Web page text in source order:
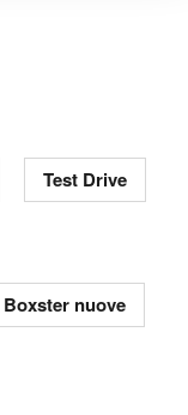
Test Drive
nuove